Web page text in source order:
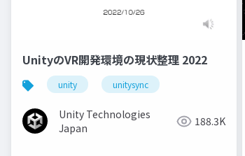
UnityのVR開発環境の現状整理 2022
unity unitysync
Unity Technologies
Japan
188.3K